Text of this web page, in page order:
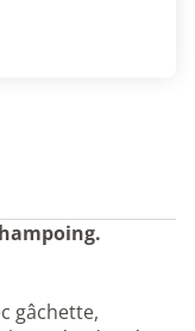
gâchette,